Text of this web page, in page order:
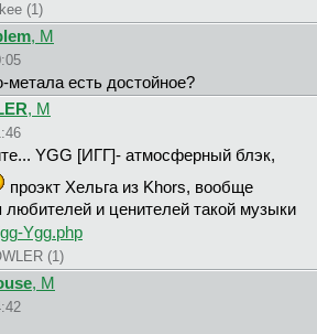
(1)
, М
метала есть достойное?
, М
YGG [ИГГ]- атмосферный блэк,
проэкт Хельга из Khors, вообще
и ценителей такой музыки
Ygg.php
(1)
, М